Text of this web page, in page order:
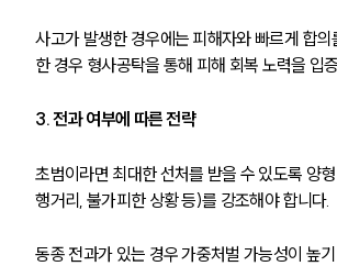
사고가 발생한 경우에는 피해자와 빠르게 합
한 경우 형사공탁을 통해 피해 회복 노력을 입
3. 전과 여부에 따른 전략
초범이라면 최대한 선처를 받을 수 있도록 양
행거리, 불가피한 상황 등)를 강조해야 합니다.
동종 전과가 있는 경우 가중처벌 가능성이 높